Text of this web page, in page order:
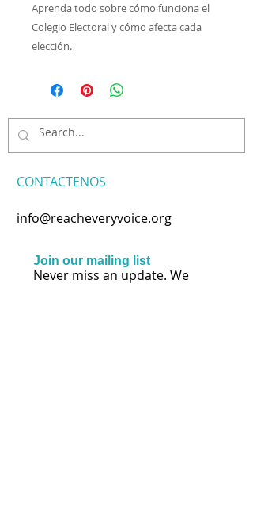
Aprenda todo sobre cómo funciona el
Colegio Electoral y cómo afecta cada
elección.
CONTACTENOS
info@reacheveryvoice.org
Join our mailing list
Never miss an update. We